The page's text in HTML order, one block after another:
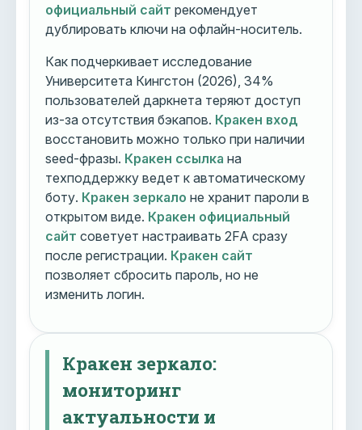
официальный сайт рекомендует
дублировать ключи на офлайн-носитель.
Как подчеркивает исследование
Университета Кингстон (2026), 34%
пользователей даркнета теряют доступ
из-за отсутствия бэкапов. Кракен вход
восстановить можно только при наличии
seed-фразы. Кракен ссылка на
техподдержку ведет к автоматическому
боту. Кракен зеркало не хранит пароли в
открытом виде. Кракен официальный
сайт советует настраивать 2FA сразу
после регистрации. Кракен сайт
позволяет сбросить пароль, но не
изменить логин.
Кракен зеркало:
мониторинг
актуальности и